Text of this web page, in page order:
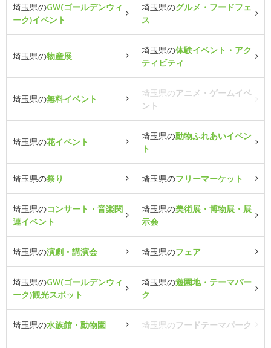
埼玉県のGW(ゴールデンウィ
ーク)イベント
埼玉県のグルメ・フードフェ
ス
埼玉県の物産展
埼玉県の体験イベント・アク
ティビティ
埼玉県の無料イベント
埼玉県のアニメ・ゲームイベ
ント
埼玉県の花イベント
埼玉県の動物ふれあいイベン
ト
埼玉県の祭り 埼玉県のフリーマーケット
埼玉県のコンサート・音楽関
連イベント
埼玉県の美術展・博物展・展
示会
埼玉県の演劇・講演会 埼玉県のフェア
埼玉県のGW(ゴールデンウィ
ーク)観光スポット
埼玉県の遊園地・テーマパー
ク
埼玉県の水族館・動物園 埼玉県のフードテーマパーク